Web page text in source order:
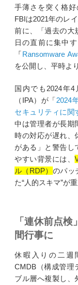
手薄さを突く格
FBIは2021年のレ
前に、「過去の大
日の直前に集中
「Ransomware
を公開し、平時よ
国内でも2024年
（IPA）が「2024
セキュリティに関
中は管理者が長期
時の対応が遅れ、
がある」と警告し
やすい背景には、
ル（RDP） のパッ
た“人的スキマ”が
「連休前点
間行事に
休暇入りの二週
CMDB（構成管理
ブル層へ複製し